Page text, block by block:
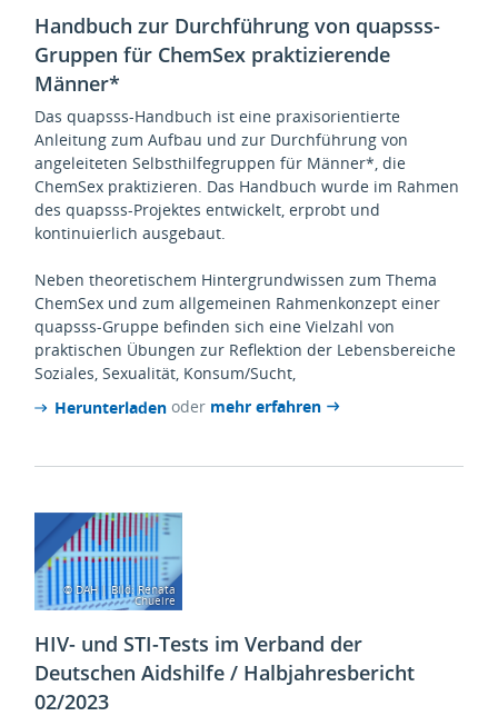
Handbuch zur Durchführung von quapsss-
Gruppen für ChemSex praktizierende
Männer*
Das quapsss-Handbuch ist eine praxisorientierte
Anleitung zum Aufbau und zur Durchführung von
angeleiteten Selbsthilfegruppen für Männer*, die
ChemSex praktizieren. Das Handbuch wurde im Rahmen
des quapsss-Projektes entwickelt, erprobt und
kontinuierlich ausgebaut.
Neben theoretischem Hintergrundwissen zum Thema
ChemSex und zum allgemeinen Rahmenkonzept einer
quapsss-Gruppe befinden sich eine Vielzahl von
praktischen Übungen zur Reflektion der Lebensbereiche
Soziales, Sexualität, Konsum/Sucht,
Herunterladen oder mehr erfahren
© DAH | Bild: Renata
Chueire
HIV- und STI-Tests im Verband der
Deutschen Aidshilfe / Halbjahresbericht
02/2023